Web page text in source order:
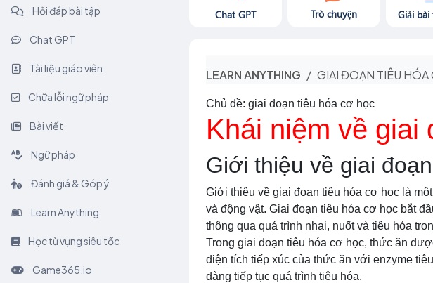
Hỏi đáp bài tập
Chat GPT
Tài liệu giáo viên
Chữa lỗi ngữ pháp
Bài viết
Ngữ pháp
Đánh giá & Góp ý
Learn Anything
Học từ vựng siêu tốc
Game365.io
Chat GPT Trò chuyện Giải bài
LEARN ANYTHING GIAI ĐOẠN TIÊU HÓA
Chủ đề: giai đoạn tiêu hóa cơ học
Khái niệm về giai
Giới thiệu về giai
Giới thiệu về giai đoạn tiêu hóa cơ học là
và động vật. Giai đoạn tiêu hóa cơ học bắt
thông qua quá trình nhai, nuốt và tiêu hóa
Trong giai đoạn tiêu hóa cơ học, thức ăn
diện tích tiếp xúc của thức ăn với enzyme
dàng tiếp tục quá trình tiêu hóa.